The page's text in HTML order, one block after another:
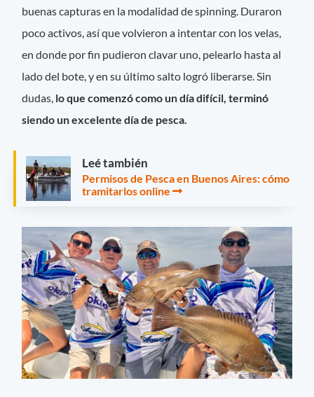
buenas capturas en la modalidad de spinning. Duraron
poco activos, así que volvieron a intentar con los velas,
en donde por fin pudieron clavar uno, pelearlo hasta al
lado del bote, y en su último salto logró liberarse. Sin
dudas, lo que comenzó como un día difícil, terminó
siendo un excelente día de pesca.
Leé también
Permisos de Pesca en Buenos Aires: cómo
tramitarlos online